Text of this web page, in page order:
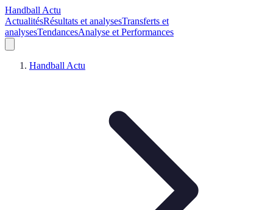
Handball Actu
ActualitésRésultats et analysesTransferts et
analysesTendancesAnalyse et Performances
Handball Actu